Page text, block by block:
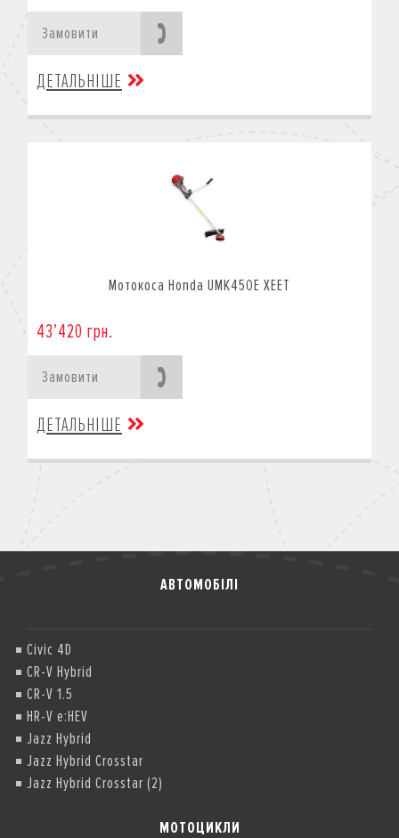
Замовити
ДЕТАЛЬНІШЕ
Мотокоса Honda UMK450E XEET
43’420 грн.
Замовити
ДЕТАЛЬНІШЕ
АВТОМОБІЛІ
Civic 4D
CR-V Hybrid
CR-V 1.5
HR-V e:HEV
Jazz Hybrid
Jazz Hybrid Crosstar
Jazz Hybrid Crosstar (2)
МОТОЦИКЛИ